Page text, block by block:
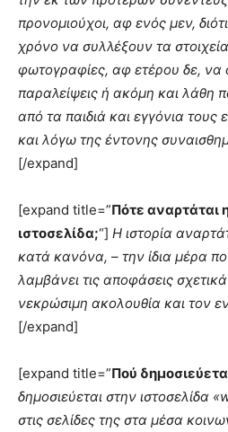
προνομιούχοι, αφ ενός μεν,
χρόνο να συλλέξουν τα
φωτογραφίες, αφ ετέρου δε,
παραλείψεις ή ακόμη και λάθη
από τα παιδιά και εγγόνια τους
και λόγω της έντονης
[/expand]
[expand title=”Πότε αναρτάται
ιστοσελίδα;“] Η ιστορία
κατά κανόνα, – την ίδια μέρα
λαμβάνει τις αποφάσεις
νεκρώσιμη ακολουθία και τον
[/expand]
[expand title=”Πού
δημοσιεύεται στην ιστοσελίδα
στις σελίδες της στα μέσα